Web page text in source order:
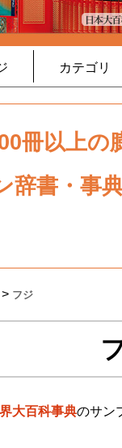
カテゴリ
冊以上の
辞書・事
> フジ
大百科事典のサン